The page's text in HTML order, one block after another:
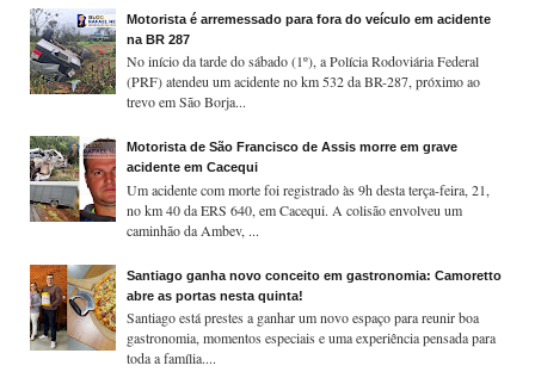
Motorista é arremessado para fora do veículo em acidente
na BR 287
No início da tarde do sábado (1º), a Polícia Rodoviária Federal
(PRF) atendeu um acidente no km 532 da BR-287, próximo ao
trevo em São Borja...
Motorista de São Francisco de Assis morre em grave
acidente em Cacequi
Um acidente com morte foi registrado às 9h desta terça-feira, 21,
no km 40 da ERS 640, em Cacequi. A colisão envolveu um
caminhão da Ambev, ...
Santiago ganha novo conceito em gastronomia: Camoretto
abre as portas nesta quinta!
Santiago está prestes a ganhar um novo espaço para reunir boa
gastronomia, momentos especiais e uma experiência pensada para
toda a família....